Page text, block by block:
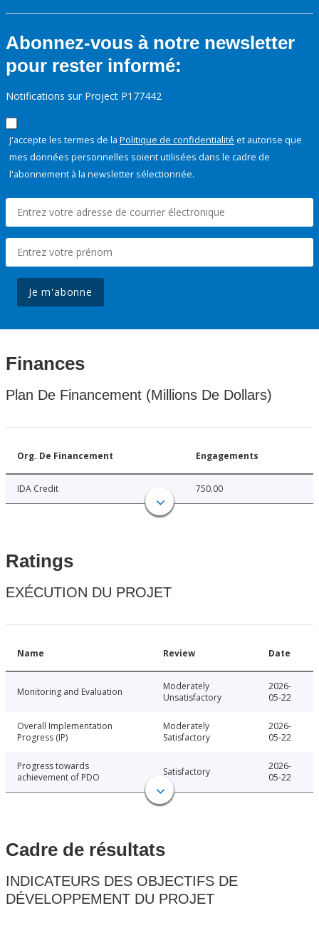
Abonnez-vous à notre newsletter
pour rester informé:
Notifications sur Project P177442
J'accepte les termes de la Politique de confidentialité et autorise que
mes données personnelles soient utilisées dans le cadre de
l'abonnement à la newsletter sélectionnée.
Je m'abonne
Finances
Plan De Financement (Millions De Dollars)
Org. De Financement Engagements
IDA Credit 750.00
Ratings
EXÉCUTION DU PROJET
Name Review Date
Monitoring and Evaluation
Moderately
Unsatisfactory
2026-
05-22
Overall Implementation
Progress (IP)
Moderately
Satisfactory
2026-
05-22
Progress towards
achievement of PDO
Satisfactory
2026-
05-22
Cadre de résultats
INDICATEURS DES OBJECTIFS DE
DÉVELOPPEMENT DU PROJET